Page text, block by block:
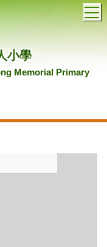
小學
Memorial Primary